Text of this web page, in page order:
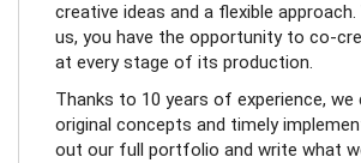
creative ideas and a flexible
us, you have the opportunity to co-
at every stage of its production.
Thanks to 10 years of experience, we
original concepts and timely
out our full portfolio and write what